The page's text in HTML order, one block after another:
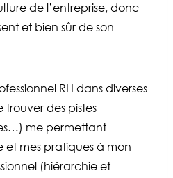
de l’entreprise, donc
et bien sûr de son
RH dans diverses
trouver des pistes
me permettant
mes pratiques à mon
(hiérarchie et